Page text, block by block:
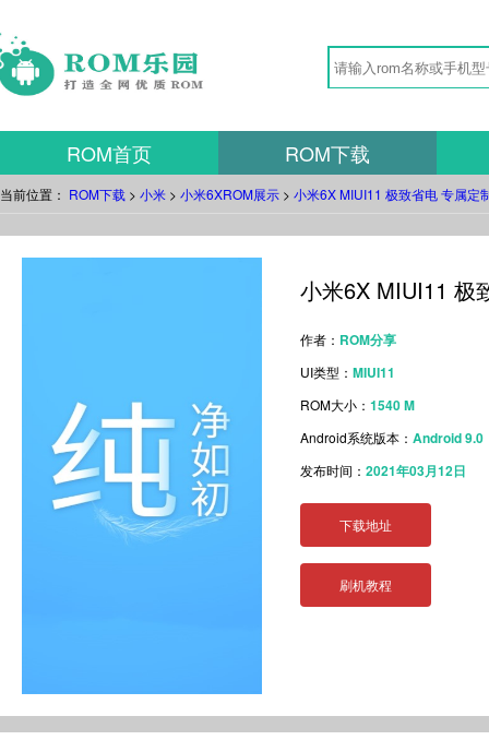
ROM首页 ROM下载
当前位置： ROM下载 > 小米 > 小米6XROM展示 > 小米6X MIUI11 极致省电 专属定
小米6X MIUI11 极
作者： ROM分享
UI类型：MIUI11
ROM大小：1540 M
Android系统版本：Android 9.0
发布时间：2021年03月12日
下载地址
刷机教程